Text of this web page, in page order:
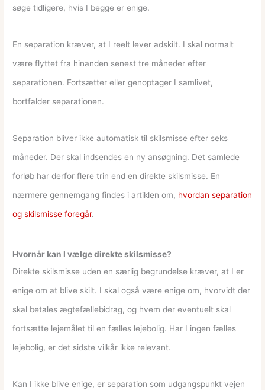
søge tidligere, hvis I begge er enige.
En separation kræver, at I reelt lever adskilt. I skal normalt
være flyttet fra hinanden senest tre måneder efter
separationen. Fortsætter eller genoptager I samlivet,
bortfalder separationen.
Separation bliver ikke automatisk til skilsmisse efter seks
måneder. Der skal indsendes en ny ansøgning. Det samlede
forløb har derfor flere trin end en direkte skilsmisse. En
nærmere gennemgang findes i artiklen om, hvordan separation
og skilsmisse foregår.
Hvornår kan I vælge direkte skilsmisse?
Direkte skilsmisse uden en særlig begrundelse kræver, at I er
enige om at blive skilt. I skal også være enige om, hvorvidt der
skal betales ægtefællebidrag, og hvem der eventuelt skal
fortsætte lejemålet til en fælles lejebolig. Har I ingen fælles
lejebolig, er det sidste vilkår ikke relevant.
Kan I ikke blive enige, er separation som udgangspunkt vejen